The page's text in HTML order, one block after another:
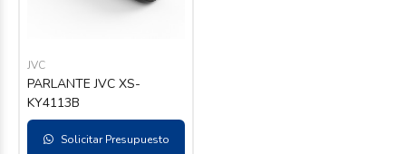
JVC
PARLANTE JVC XS-
KY4113B
Solicitar Presupuesto